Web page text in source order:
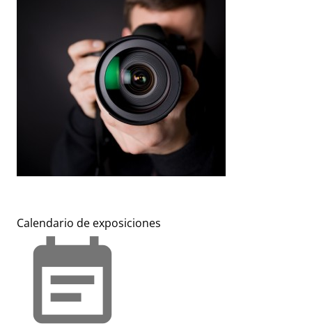
Calendario de exposiciones
event_note